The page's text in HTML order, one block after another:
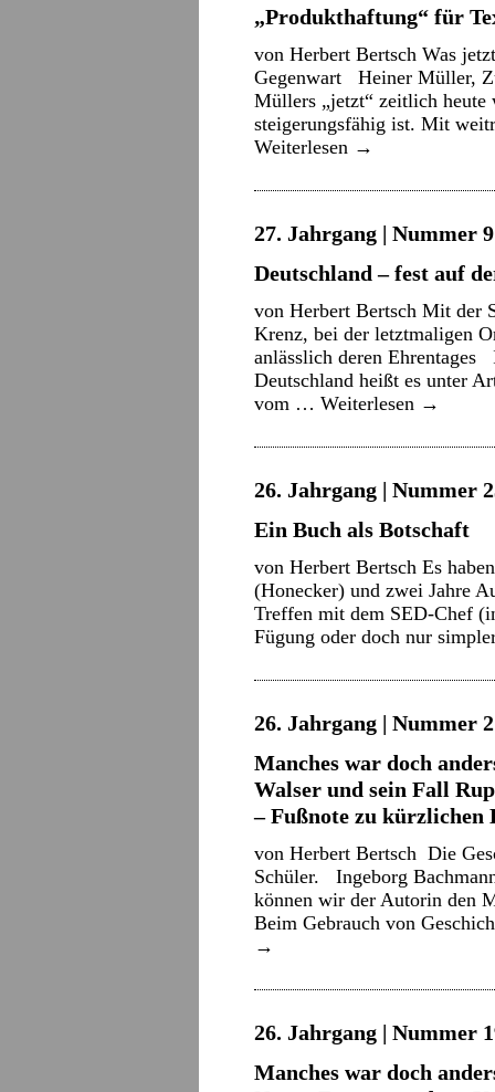
„Produkthaftung“ für
von Herbert Bertsch Was
Gegenwart Heiner Müller,
Müllers „jetzt“ zeitlich heute
steigerungsfähig ist. Mit
Weiterlesen →
27. Jahrgang | Nummer
Deutschland – fest auf
von Herbert Bertsch Mit der
Krenz, bei der letztmaligen
anlässlich deren Ehrentages
Deutschland heißt es unter
vom … Weiterlesen →
26. Jahrgang | Nummer
Ein Buch als Botschaft
von Herbert Bertsch Es
(Honecker) und zwei Jahre
Treffen mit dem SED-Chef
Fügung oder doch nur
26. Jahrgang | Nummer
Manches war doch
Walser und sein Fall
– Fußnote zu
von Herbert Bertsch Die
Schüler. Ingeborg
können wir der Autorin den
Beim Gebrauch von
→
26. Jahrgang | Nummer
Manches war doch